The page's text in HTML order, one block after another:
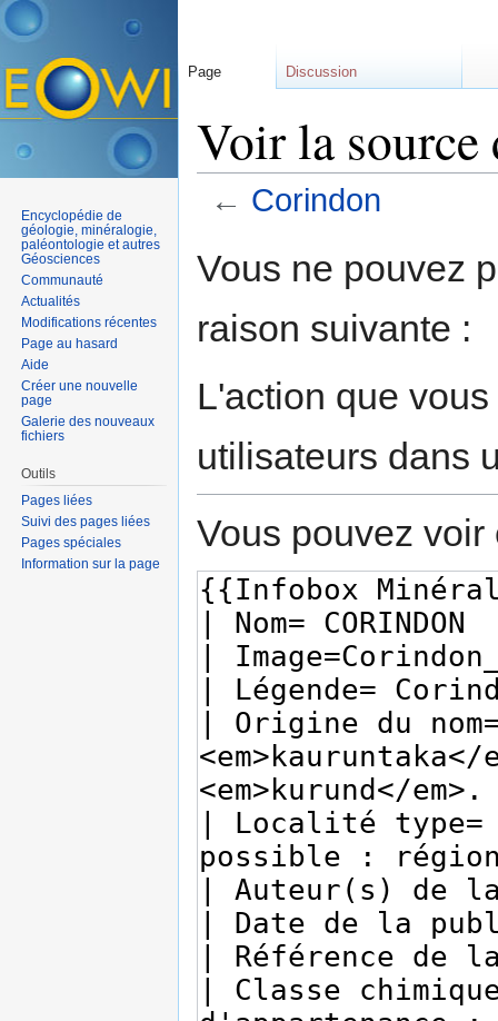
Voir la
← Corindon
Vous ne pouvez
raison suivante :
L'action que
utilisateurs dans
Vous pouvez
Page Discussion
Encyclopédie de
géologie, minéralogie,
paléontologie et autres
Géosciences
Communauté
Actualités
Modifications récentes
Page au hasard
Aide
Créer une nouvelle
page
Galerie des nouveaux
fichiers
Outils
Pages liées
Suivi des pages liées
Pages spéciales
Information sur la page